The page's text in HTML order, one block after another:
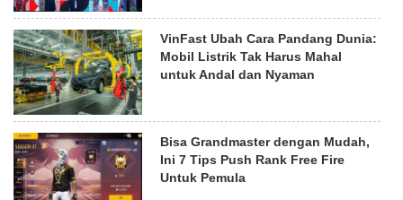
VinFast Ubah Cara Pandang Dunia:
Mobil Listrik Tak Harus Mahal
untuk Andal dan Nyaman
Bisa Grandmaster dengan Mudah,
Ini 7 Tips Push Rank Free Fire
Untuk Pemula